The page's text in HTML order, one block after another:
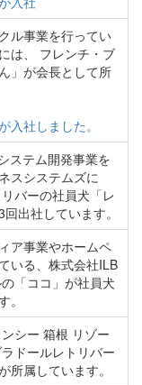
ル事業を行ってい
は、 フレンチ・ブ
」が会長として所
入社しました。
ステム開発事業を
スシステムズに
バーの社員犬「レ
出社しています。
ア事業やホームペ
いる、株式会社ILB
「ココ」が社員犬
。
シー 箱根 リゾー
ドールレトリバー
所属しています。